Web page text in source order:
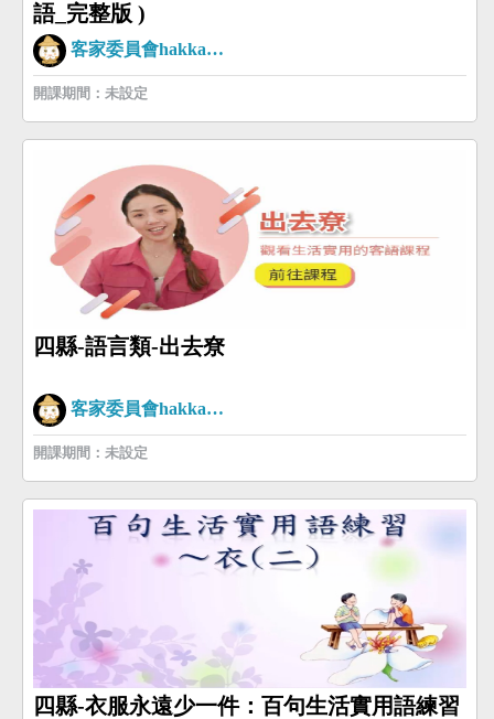
語_完整版 )
客家委員會hakkaman
開課期間：未設定
四縣-語言類-出去尞
客家委員會hakkaman
開課期間：未設定
四縣-衣服永遠少一件：百句生活實用語練習